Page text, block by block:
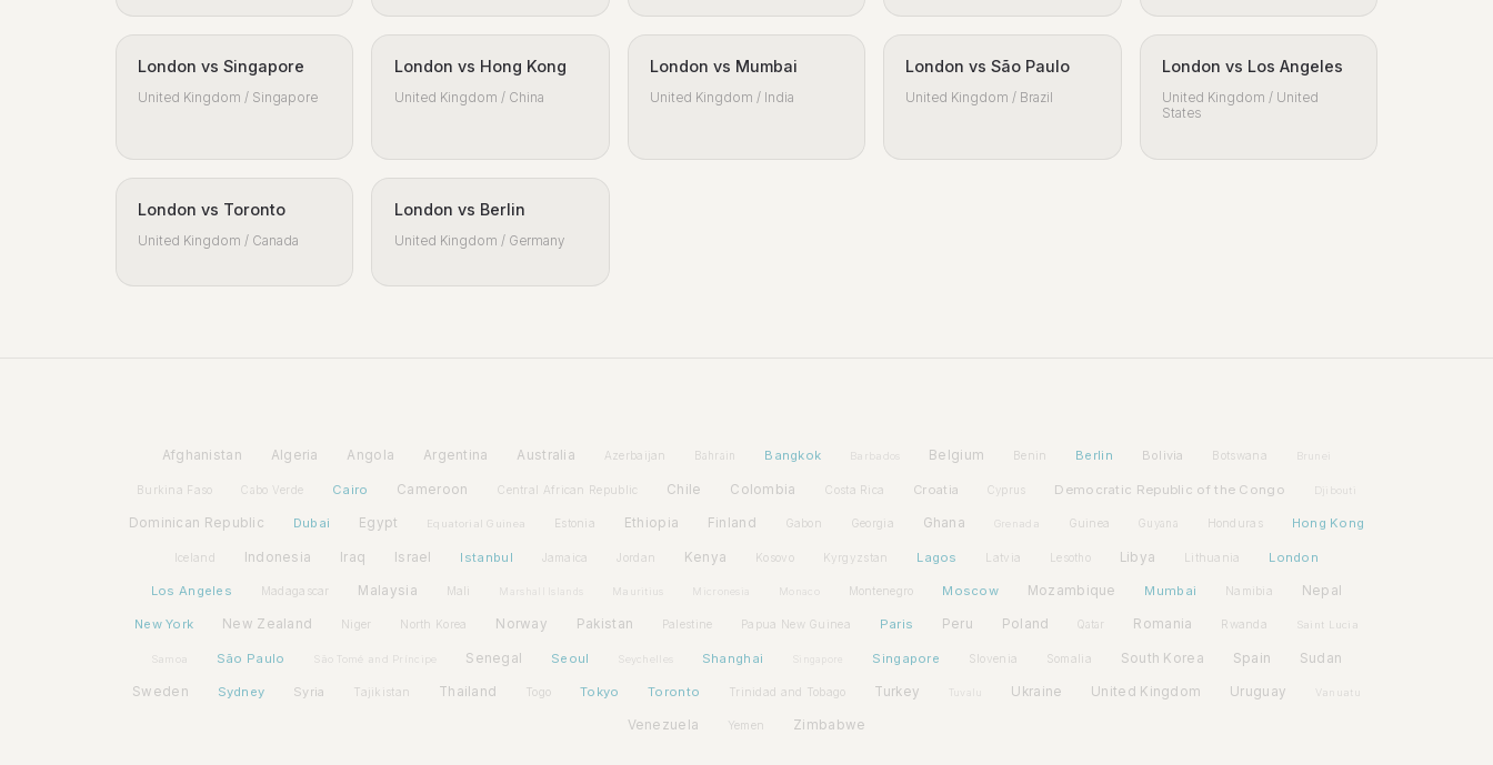
London vs Singapore
United Kingdom / Singapore
London vs Hong Kong
United Kingdom / China
London vs Mumbai
United Kingdom / India
London vs São Paulo
United Kingdom / Brazil
London vs Los Angeles
United Kingdom / United
States
London vs Toronto
United Kingdom / Canada
London vs Berlin
United Kingdom / Germany
Afghanistan Algeria Angola Argentina Australia Azerbaijan Bahrain Bangkok Barbados Belgium Benin Berlin Bolivia Botswana Brunei
Burkina Faso Cabo Verde Cairo Cameroon Central African Republic Chile Colombia Costa Rica Croatia Cyprus Democratic Republic of the Congo Djibouti
Dominican Republic Dubai Egypt Equatorial Guinea Estonia Ethiopia Finland Gabon Georgia Ghana Grenada Guinea Guyana Honduras Hong Kong
Iceland Indonesia Iraq Israel Istanbul Jamaica Jordan Kenya Kosovo Kyrgyzstan Lagos Latvia Lesotho Libya Lithuania London
Los Angeles Madagascar Malaysia Mali Mauritius Micronesia Monaco Montenegro Moscow Mozambique Mumbai Namibia Nepal
New York New Zealand Niger North Korea Norway Pakistan Palestine Papua New Guinea Paris Peru Poland Qatar Romania Rwanda Saint Lucia
Samoa São Paulo São Tomé and Príncipe Senegal Seoul Seychelles Shanghai Singapore Slovenia Somalia South Korea Spain Sudan
Sweden Sydney Syria Tajikistan Thailand Togo Tokyo Toronto Trinidad and Tobago Turkey Tuvalu Ukraine United Kingdom Uruguay Vanuatu
Venezuela Yemen Zimbabwe